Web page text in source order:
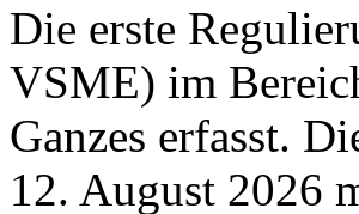
Die erste
VSME) im
Ganzes erfasst.
12. August 2026